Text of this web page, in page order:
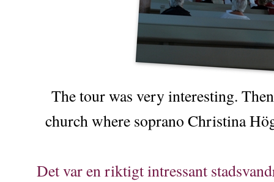
The tour was very interesting.
church where soprano Christina
Det var en riktigt intressant